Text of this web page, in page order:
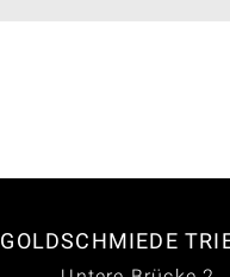
GOLDSCHMIEDE